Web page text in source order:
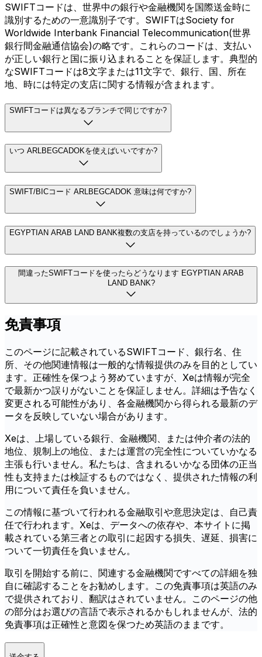
SWIFTコードは、世界中の銀行や金融機関を国際送金時に
識別するための一意識別子です。SWIFTはSociety for
Worldwide Interbank Financial Telecommunication(世界
銀行間金融通信協会)の略です。これらのコードは、支払い
が正しい銀行と国に振り込まれることを保証します。典型的
なSWIFTコードは8文字または11文字で、銀行、国、所在
地、時には特定の支店に関する情報が含まれます。
SWIFTコードは異なるブランチで同じですか?
いつ ARLBEGCADOKを使えばいいですか?
SWIFT/BICコード ARLBEGCADOK 意味は何ですか?
EGYPTIAN ARAB LAND BANK複数の支店を持っているのでしょうか?
間違ったSWIFTコードを使ったらどうなります EGYPTIAN ARAB
LAND BANK?
免責事項
このページに記載されているSWIFTコード、銀行名、住
所、その他関連情報は一般的な情報提供のみを目的としてい
ます。正確性を保つよう努めていますが、Xeは情報が完全
で最新かつ誤りがないことを保証しません。詳細は予告なく
変更される可能性があり、各金融機関から得られる最新のデ
ータを反映していない場合があります。
Xeは、上場している銀行、金融機関、または仲介者の法的
地位、規制上の地位、または運営の完全性についていかなる
主張も行いません。私たちは、含まれるいかなる団体の正当
性も支持または検証するものではなく、提供された情報の利
用について責任を負いません。
この情報に基づいて行われる金融取引や意思決定は、自己責
任で行われます。Xeは、データへの依存や、本サイトに掲
載されている第三者との取引に起因する損失、遅延、損害に
ついて一切責任を負いません。
取引を開始する前に、関連する金融機関ですべての詳細を独
自に確認することをお勧めします。この免責事項は英語のみ
で提供されており、翻訳はされていません。このページの他
の部分はお選びの言語で表示されるかもしれませんが、法的
免責事項は正確性と意図を保つため英語のままです。